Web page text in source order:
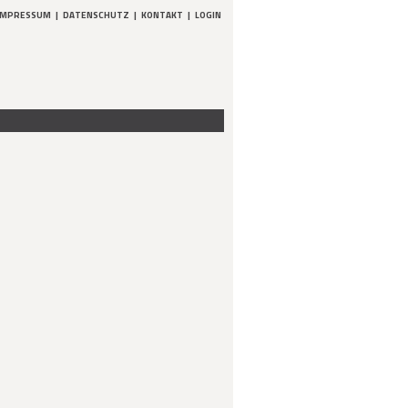
| DATENSCHUTZ | KONTAKT | LOGIN